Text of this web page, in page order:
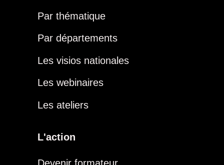
Par thématique
Par départements
Les visios nationales
Les webinaires
Les ateliers
L'action